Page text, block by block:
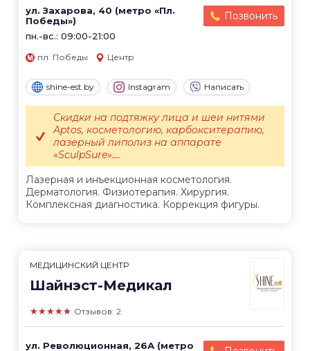
ул. Захарова, 40 (метро «Пл.
Победы»)
пн.-вс.: 09:00-21:00
Позвонить
пл. Победы Центр
shine-est.by Instagram Написать
Лазерная и инъекционная косметология.
Дерматология. Физиотерапия. Хирургия.
Комплексная диагностика. Коррекция фигуры.
Скидки на подтяжку лица и шеи нитями
Aptos, косметологию, карбокситерапию,
лазерный липолиз на аппарате
«SculpSure»....
МЕДИЦИНСКИЙ ЦЕНТР
Шайнэст-Медикал
★★★★★ Отзывов: 2
ул. Революционная, 26А (метро